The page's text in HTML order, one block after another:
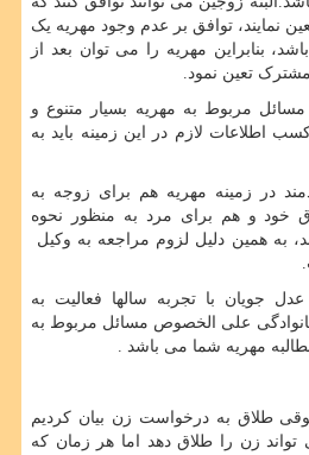
نمایند، توافق بر عدم وجود مهریه یک
بنابراین مهریه را می توان بعد از
تعین نمود.
مربوط به مهریه بسیار متنوع و
اطلاعات لازم در این زمینه باید به
در زمینه مهریه هم برای زوجه به
خود و هم برای مرد به منظور نحوه
به همین دلیل لزوم مراجعه به وکیل
جویان با تجربه سالها فعالیت به
علی الخصوص مسائل مربوط به
مهریه شما می باشد .
طلاق به درخواست زن بیان کردیم
زن را طلاق دهد اما هر زمان که